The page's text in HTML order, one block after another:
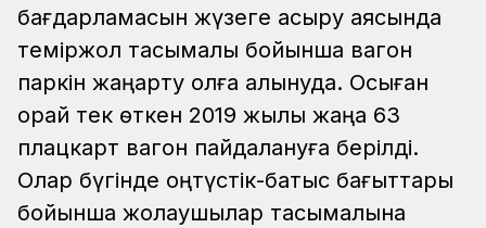
бағдарламасын жүзеге асыру аясында
теміржол тасымалы бойынша вагон
паркін жаңарту қолға алынуда. Осыған
орай тек өткен 2019 жылы жаңа 63
плацкарт вагон пайдалануға берілді.
Олар бүгінде оңтүстік-батыс бағыттары
бойынша жолаушылар тасымалына